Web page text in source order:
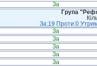
За
Група
За:19 Проти:0
За
За
За
За
За